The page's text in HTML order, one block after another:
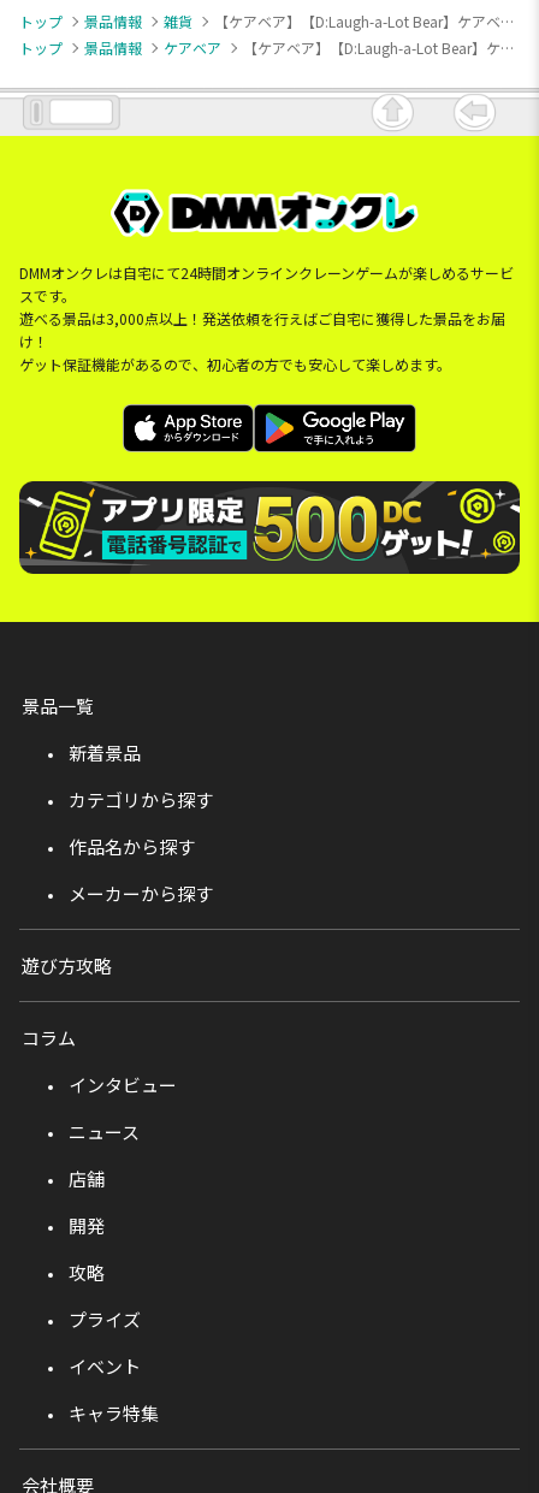
トップ 景品情報 雑貨
【ケアベア】【D:Laugh-a-Lot Bear】ケアベアヘア バンド
トップ
景品情報 ケアベア 【ケアベア】【D:Laugh-a-Lot Bear】ケアベアヘア バンド
DMMオンクレは自宅にて24時間オンラインクレーンゲームが楽しめるサービ
スです。
遊べる景品は3,000点以上！発送依頼を行えばご自宅に獲得した景品をお届
け！
ゲット保証機能があるので、初心者の方でも安心して楽しめます。
景品一覧
新着景品
カテゴリから探す
作品名から探す
メーカーから探す
遊び方攻略
コラム
インタビュー
ニュース
店舗
開発
攻略
プライズ
イベント
キャラ特集
会社概要